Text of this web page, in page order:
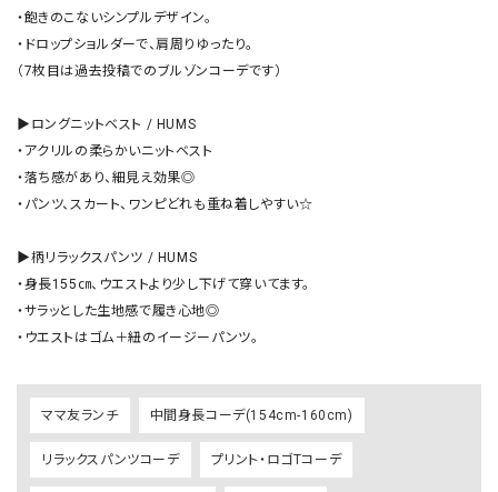
・飽きのこないシンプルデザイン。
・ドロップショルダーで、肩周りゆったり。
（7枚目は過去投稿でのブルゾンコーデです）
▶︎ロングニットベスト / HUMS
・アクリルの柔らかいニットベスト
・落ち感があり、細見え効果◎
・パンツ、スカート、ワンピどれも重ね着しやすい☆
▶︎柄リラックスパンツ / HUMS
・身長155㎝、ウエストより少し下げて穿いてます。
・サラッとした生地感で履き心地◎
・ウエストはゴム＋紐のイージーパンツ。
ママ友ランチ 中間身長コーデ(154cm-160cm)
リラックスパンツコーデ プリント・ロゴTコーデ